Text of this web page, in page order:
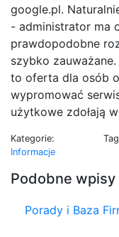
google.pl.
- administrator ma
prawdopodobne
szybko
to oferta dla osób
wypromować
użytkowe zdołają
Kategorie:
Informacje
Podobne wpisy
Porady i Baza